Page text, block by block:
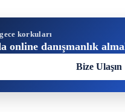
korkuları
online danışmanlık
Bize Ulaşın